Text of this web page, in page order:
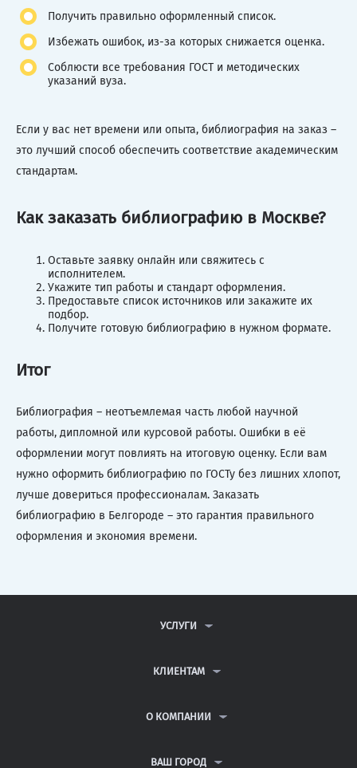
Получить правильно оформленный список.
Избежать ошибок, из-за которых снижается оценка.
Соблюсти все требования ГОСТ и методических
указаний вуза.
Если у вас нет времени или опыта, библиография на заказ –
это лучший способ обеспечить соответствие академическим
стандартам.
Как заказать библиографию в Москве?
Оставьте заявку онлайн или свяжитесь с
исполнителем.
Укажите тип работы и стандарт оформления.
Предоставьте список источников или закажите их
подбор.
Получите готовую библиографию в нужном формате.
Итог
Библиография – неотъемлемая часть любой научной
работы, дипломной или курсовой работы. Ошибки в её
оформлении могут повлиять на итоговую оценку. Если вам
нужно оформить библиографию по ГОСТу без лишних хлопот,
лучше довериться профессионалам. Заказать
библиографию в Белгороде – это гарантия правильного
оформления и экономия времени.
УСЛУГИ
ДИПЛОМНЫЕ РАБОТЫ
РЕФЕРАТЫ
КЛИЕНТАМ
ВОПРОСЫ И ОТВЕТЫ
ПОЛИТИКА КОНФИДЕНЦИАЛЬНОСТИ
О КОМПАНИИ
КОНТАКТЫ
ВАШ ГОРОД